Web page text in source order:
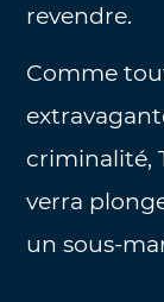
revendre.
Comme
criminalité,
verra
un sous-